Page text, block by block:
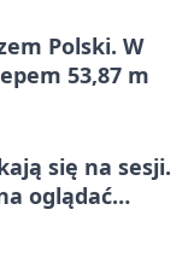
Polski. W
53,87 m
się na sesji.
oglądać